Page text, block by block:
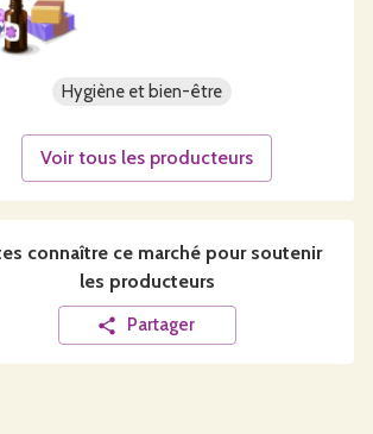
Hygiène et bien-être
Voir tous les producteurs
connaître ce marché pour soutenir
les producteurs
Partager